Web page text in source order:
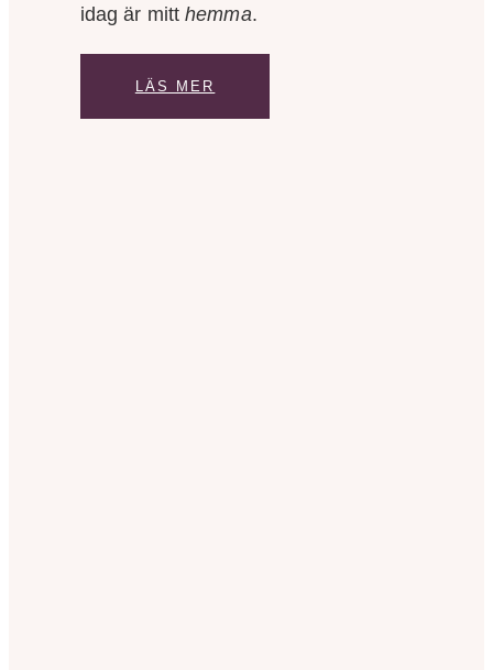
idag är mitthemma.
LÄS MER